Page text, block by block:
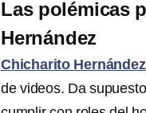
Las polémicas
Hernández
Chicharito Hernández
de videos. Da